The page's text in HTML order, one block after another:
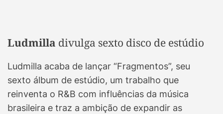
Ludmilla divulga sexto disco de estúdio
Ludmilla acaba de lançar “Fragmentos”, seu
sexto álbum de estúdio, um trabalho que
reinventa o R&B com influências da música
brasileira e traz a ambição de expandir as